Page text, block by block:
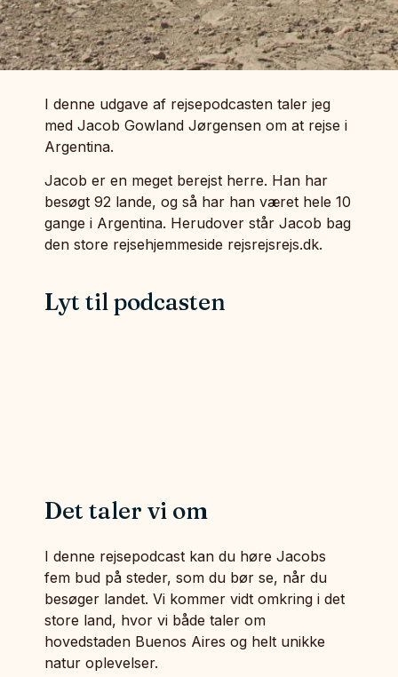
I denne udgave af rejsepodcasten taler jeg
med Jacob Gowland Jørgensen om at rejse i
Argentina.
Jacob er en meget berejst herre. Han har
besøgt 92 lande, og så har han været hele 10
gange i Argentina. Herudover står Jacob bag
den store rejsehjemmeside rejsrejsrejs.dk.
Lyt til podcasten
Det taler vi om
I denne rejsepodcast kan du høre Jacobs
fem bud på steder, som du bør se, når du
besøger landet. Vi kommer vidt omkring i det
store land, hvor vi både taler om
hovedstaden Buenos Aires og helt unikke
natur oplevelser.